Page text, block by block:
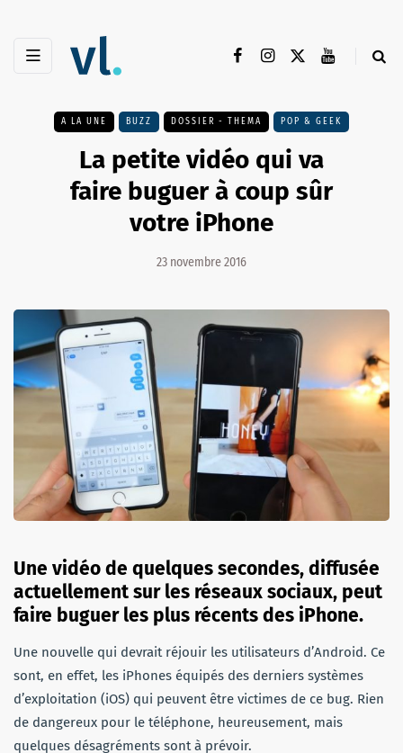
A LA UNE BUZZ DOSSIER - THEMA POP & GEEK
La petite vidéo qui va
faire buguer à coup sûr
votre iPhone
23 novembre 2016
Une vidéo de quelques secondes, diffusée
actuellement sur les réseaux sociaux, peut
faire buguer les plus récents des iPhone.
Une nouvelle qui devrait réjouir les utilisateurs d’Android. Ce
sont, en effet, les iPhones équipés des derniers systèmes
d’exploitation (iOS) qui peuvent être victimes de ce bug. Rien
de dangereux pour le téléphone, heureusement, mais
quelques désagréments sont à prévoir.